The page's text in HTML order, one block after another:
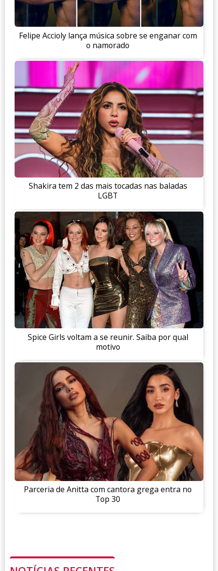
Felipe Accioly lança música sobre se enganar com
o namorado
Shakira tem 2 das mais tocadas nas baladas
LGBT
Spice Girls voltam a se reunir. Saiba por qual
motivo
Parceria de Anitta com cantora grega entra no
Top 30